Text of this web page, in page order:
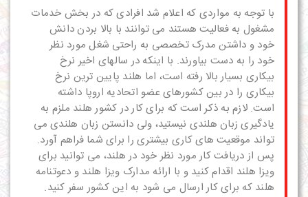
با توجه به مواردی که اعلام شد افرادی که در بخش خدمات
مشغول به فعالیت هستند می توانند با بالا بردن دانش
خود و داشتن مدرک تخصصی به راحتی شغل مورد نظر
خود را به دست بیاورند. با اینکه در سالهای اخیر نرخ
بیکاری بسیار بالا رفته است، اما هلند پایین ترین نرخ
بیکاری را در بین کشورهای عضو اتحادیه اروپا داشته
است. لازم به ذکر است که برای کار در کشور هلند ملزم به
یادگیری زبان هلندی نیستید، ولی دانستن زبان هلندی می
تواند موقعیت های کاری بیشتری را برای شما فراهم آورد.
پس از دریافت کار مورد نظر خود در هلند، می توانید برای
ویزا هلند اقدام کنید و با ارائه مدارک ویزا هلند و دعوتنامه
هلند که برای کار ارسال می شود به این کشور سفر کنید.